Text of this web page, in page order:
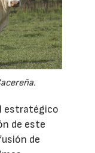
estratégico
de este
de